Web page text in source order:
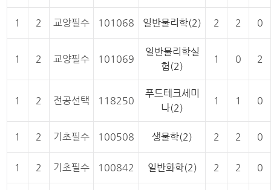
1 2 교양필수 101068 일반물리학(2) 2 2 0
1 2 교양필수 101069
일반물리학실
험(2)
1 0 2
1 2 전공선택 118250
푸드테크세미
나(2)
1 1 0
1 2 기초필수 100508 생물학(2) 2 2 0
1 2 기초필수 100842 일반화학(2) 2 2 0